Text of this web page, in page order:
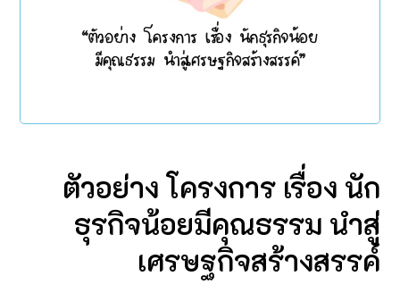
ตัวอย่าง โครงการ เรื่อง นัก
ธุรกิจน้อยมีคุณธรรม นำสู่
เศรษฐกิจสร้างสรรค์